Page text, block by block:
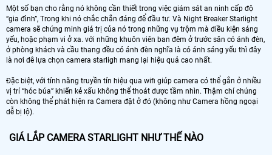
Một số bạn cho rằng nó không cần thiết trong việc giám sát an ninh cấp độ
“gia đình”, Trong khi nó chắc chắn đáng để đầu tư. Và Night Breaker Starlight
camera sẽ chứng minh giá trị của nó trong những vụ trộm mà điều kiện sáng
yếu, hoặc phạm vi ở xa. với những khuôn viên ban đêm ở trước sân có ánh đèn,
ở phòng khách và cầu thang đều có ánh đèn nghĩa là có ánh sáng yếu thì đây
là nơi đê lựa chọn camera starligh mang lại hiệu quả cao nhất.
Đặc biệt, với tính năng truyền tín hiệu qua wifi giúp camera có thể gắn ở nhiều
vị trí “hóc búa” khiến kẻ xấu không thể thoát được tầm nhìn. Thậm chí chúng
còn không thể phát hiện ra Camera đặt ở đó (không như Camera hồng ngoại
dễ bị lộ).
GIÁ LẮP CAMERA STARLIGHT NHƯ THẾ NÀO